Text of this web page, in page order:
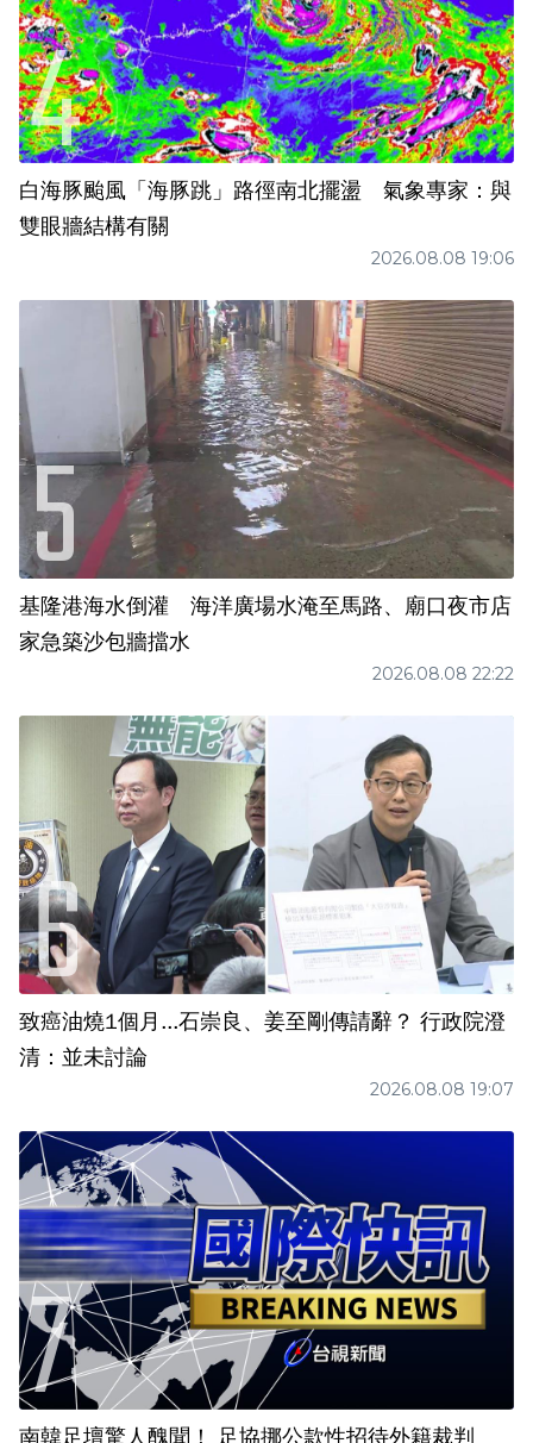
白海豚颱風「海豚跳」路徑南北擺盪 氣象專家：與
雙眼牆結構有關
2026.08.08 19:06
基隆港海水倒灌 海洋廣場水淹至馬路、廟口夜市店
家急築沙包牆擋水
2026.08.08 22:22
致癌油燒1個月...石崇良、姜至剛傳請辭？ 行政院澄
清：並未討論
2026.08.08 19:07
南韓足壇驚人醜聞！ 足協挪公款性招待外籍裁判